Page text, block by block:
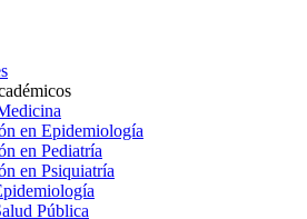
en Epidemiología
en Pediatría
en Psiquiatría
Pública